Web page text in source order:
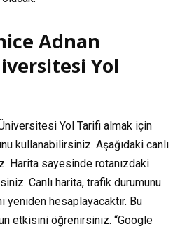
Adnan
Yol
Yol Tarifi almak için
kullanabilirsiniz. Aşağıdaki canlı
Harita sayesinde rotanızdaki
Canlı harita, trafik durumunu
yeniden hesaplayacaktır. Bu
etkisini öğrenirsiniz. “Google